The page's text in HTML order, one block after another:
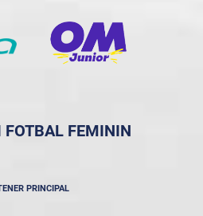
FOTBAL FEMININ
PRINCIPAL